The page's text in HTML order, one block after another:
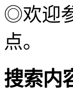
◎欢迎
点。
搜索内